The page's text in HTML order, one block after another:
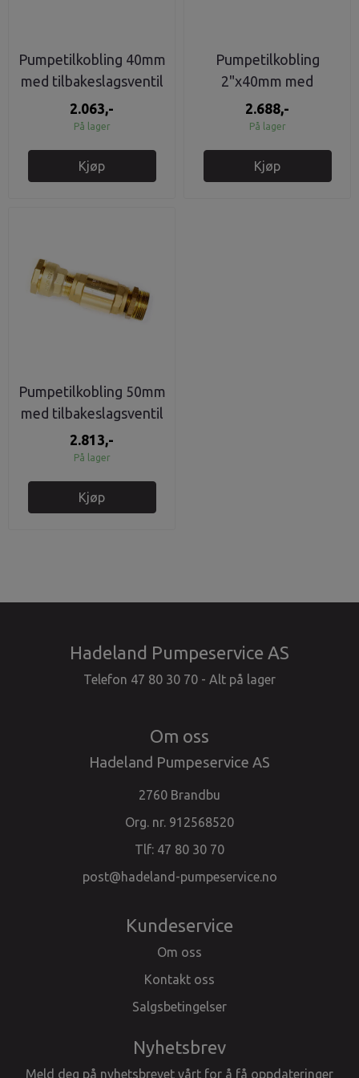
Pumpetilkobling 40mm
med tilbakeslagsventil
Raufoss
2.063,-
På lager
Kjøp
Pumpetilkobling
2"x40mm med
tilbakeslagsventil
Raufoss
2.688,-
På lager
Kjøp
Pumpetilkobling 50mm
med tilbakeslagsventil
Raufoss
2.813,-
På lager
Kjøp
Hadeland Pumpeservice AS
Telefon 47 80 30 70 - Alt på lager
Om oss
Hadeland Pumpeservice AS
2760 Brandbu
Org. nr. 912568520
Tlf: 47 80 30 70
post@hadeland-pumpeservice.no
Kundeservice
Om oss
Kontakt oss
Salgsbetingelser
Nyhetsbrev
Meld deg på nyhetsbrevet vårt for å få oppdateringer